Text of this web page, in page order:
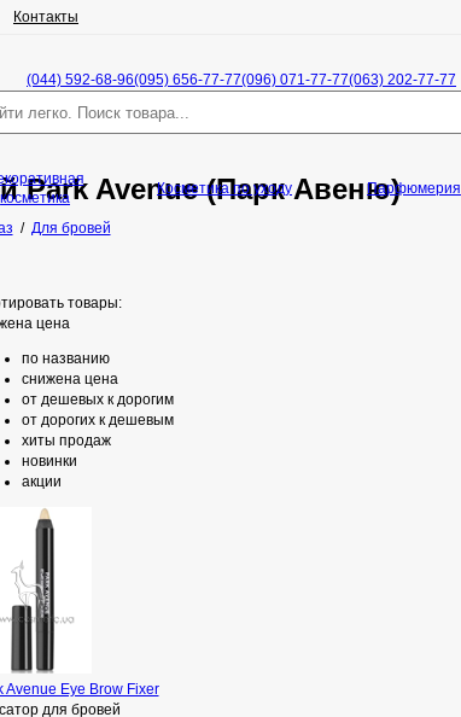
Контакты
(044) 592-68-96(095) 656-77-77(096) 071-77-77(063) 202-77-77
Park Avenue (Парк Авеню)
/ Для бровей
товары:
цена
по названию
снижена цена
от дешевых к дорогим
от дорогих к дешевым
хиты продаж
новинки
акции
Avenue Eye Brow Fixer
для бровей
косметика
Косметика по уходу Парфюмерия